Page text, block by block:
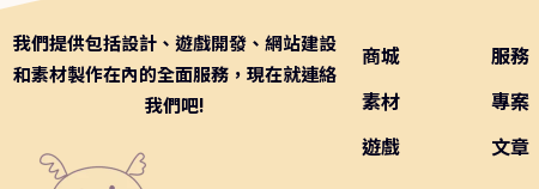
我們提供包括設計 、遊戲開發 、網站建設
和素材製作在內的全面服務，現在就連絡
我們吧!
商城
素材
遊戲
服務
專案
文章